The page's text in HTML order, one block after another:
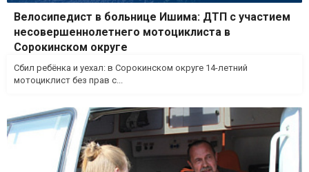
Велосипедист в больнице Ишима: ДТП с участием
несовершеннолетнего мотоциклиста в
Сорокинском округе
Сбил ребёнка и уехал: в Сорокинском округе 14-летний
мотоциклист без прав с...